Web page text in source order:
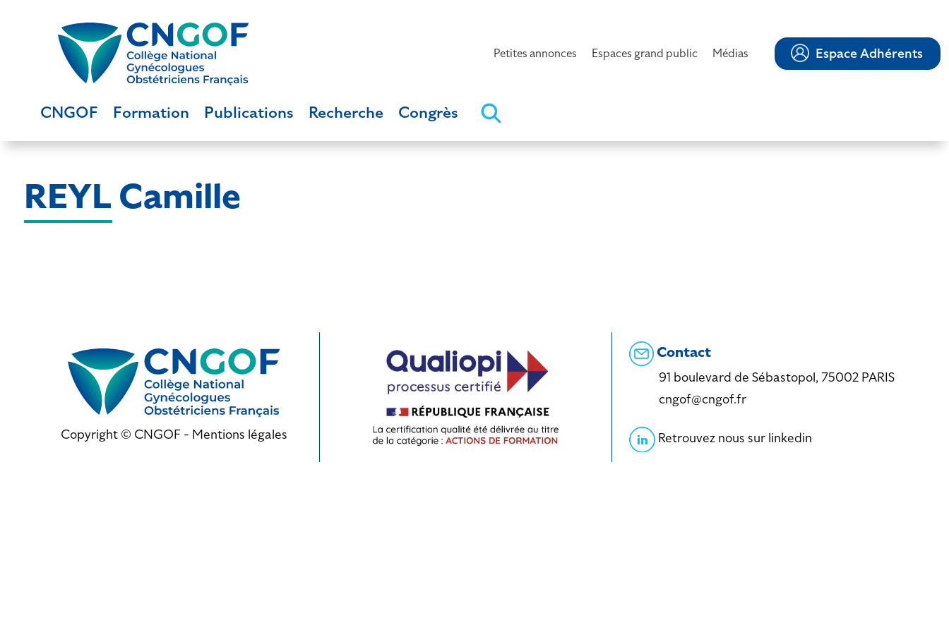
Petites annonces Espaces grand public Médias Espace Adhérents
CNGOF Formation Publications Recherche Congrès
REYL Camille
Copyright © CNGOF - Mentions légales
Contact
91 boulevard de Sébastopol, 75002 PARIS
cngof@cngof.fr
Retrouvez nous sur linkedin